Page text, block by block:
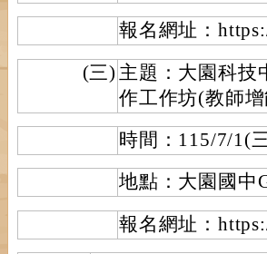
報名網址：
(三) 主題：大園科技
作工作坊(教師
時間：115/7/1(
地點：大園國中
報名網址：